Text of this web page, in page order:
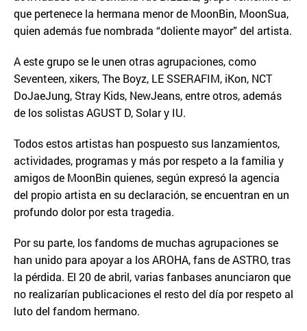
que pertenece la hermana menor de MoonBin, MoonSua,
quien además fue nombrada “doliente mayor” del artista.
A este grupo se le unen otras agrupaciones, como
Seventeen, xikers, The Boyz, LE SSERAFIM, iKon, NCT
DoJaeJung, Stray Kids, NewJeans, entre otros, además
de los solistas AGUST D, Solar y IU.
Todos estos artistas han pospuesto sus lanzamientos,
actividades, programas y más por respeto a la familia y
amigos de MoonBin quienes, según expresó la agencia
del propio artista en su declaración, se encuentran en un
profundo dolor por esta tragedia.
Por su parte, los fandoms de muchas agrupaciones se
han unido para apoyar a los AROHA, fans de ASTRO, tras
la pérdida. El 20 de abril, varias fanbases anunciaron que
no realizarían publicaciones el resto del día por respeto al
luto del fandom hermano.